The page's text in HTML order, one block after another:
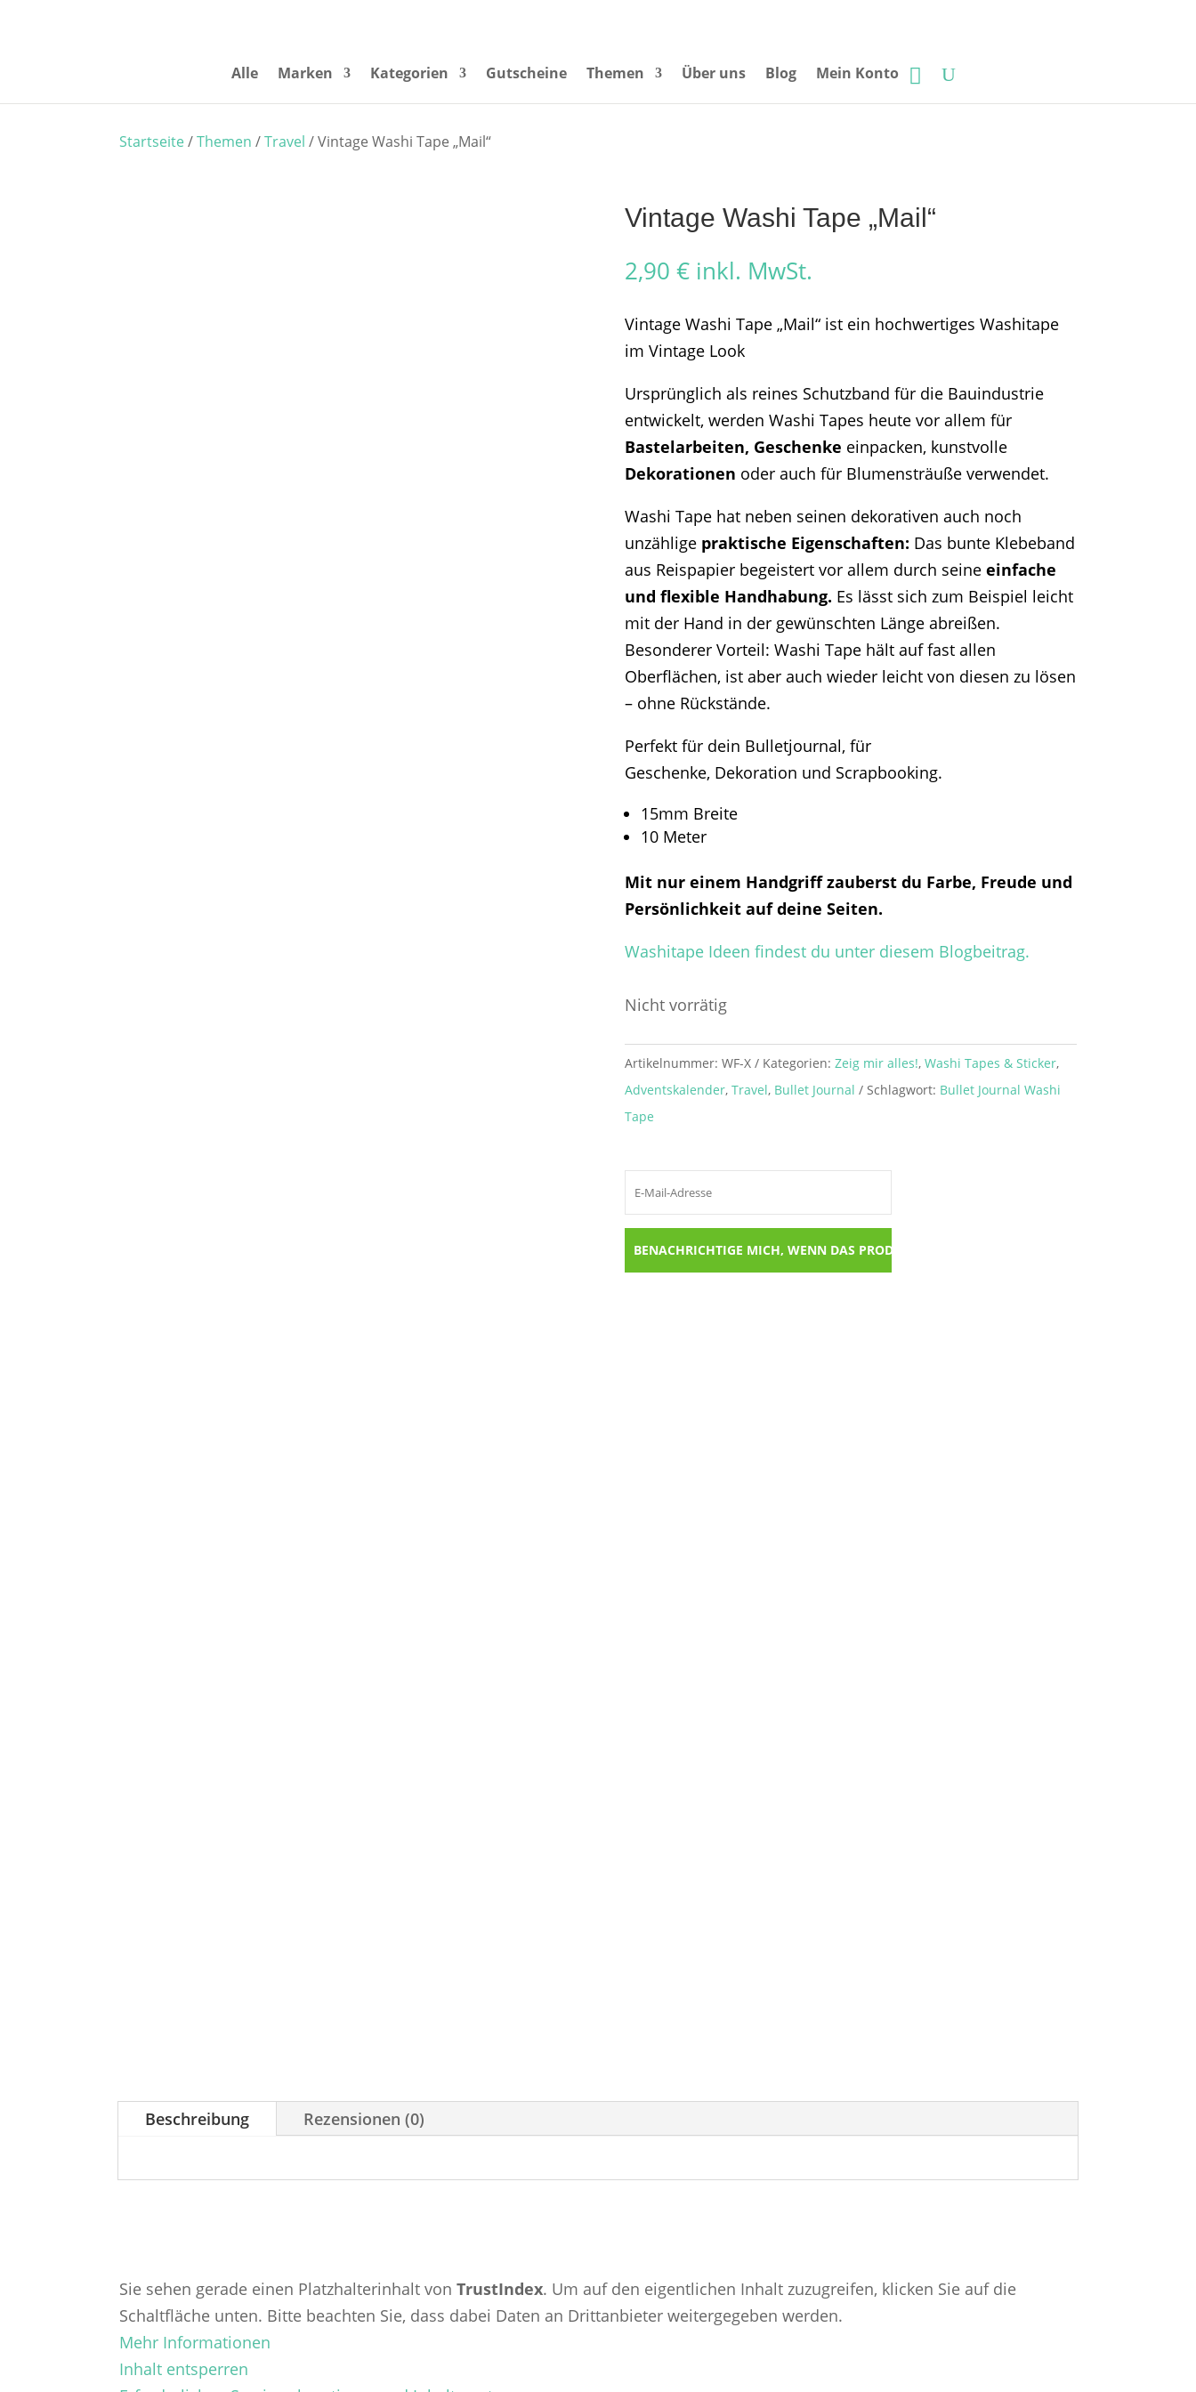
Alle Marken Kategorien Gutscheine Themen Über uns Blog Mein Konto
Startseite/Themen /Travel / Vintage Washi Tape „Mail“
Vintage Washi Tape „Mail“
2,90 € inkl. MwSt.
Vintage Washi Tape „Mail“ ist ein hochwertiges Washitape
im Vintage Look
Ursprünglich als reines Schutzband für die Bauindustrie
entwickelt, werden Washi Tapes heute vor allem für
Bastelarbeiten, Geschenke einpacken, kunstvolle
Dekorationen oder auch für Blumensträuße verwendet.
Washi Tape hat neben seinen dekorativen auch noch
unzählige praktische Eigenschaften: Das bunte Klebeband
aus Reispapier begeistert vor allem durch seine einfache
und flexible Handhabung. Es lässt sich zum Beispiel leicht
mit der Hand in der gewünschten Länge abreißen.
Besonderer Vorteil: Washi Tape hält auf fast allen
Oberflächen, ist aber auch wieder leicht von diesen zu lösen
– ohne Rückstände.
Perfekt für dein Bulletjournal, für
Geschenke, Dekoration und Scrapbooking.
15mm Breite
10 Meter
Mit nur einem Handgriff zauberst du Farbe, Freude und
Persönlichkeit auf deine Seiten.
Washitape Ideen findest du unter diesem Blogbeitrag.
Nicht vorrätig
Artikelnummer: WF-X Kategorien: Zeig mir alles!, Washi Tapes & Sticker,
Adventskalender, Travel, Bullet Journal Schlagwort: Bullet Journal Washi
Tape
Beschreibung Rezensionen (0)
Sie sehen gerade einen Platzhalterinhalt vonTrustIndex. Um auf den eigentlichen Inhalt zuzugreifen, klicken Sie auf die
Schaltfläche unten. Bitte beachten Sie, dass dabei Daten an Drittanbieter weitergegeben werden.
Mehr Informationen
Inhalt entsperren